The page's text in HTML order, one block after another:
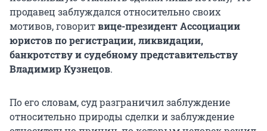
продавец заблуждался относительно своих
мотивов, говоритвице-президент Ассоциации
юристов по регистрации, ликвидации,
банкротству и судебному представительству
Владимир Кузнецов.
По его словам, суд разграничил заблуждение
относительно природы сделки и заблуждение